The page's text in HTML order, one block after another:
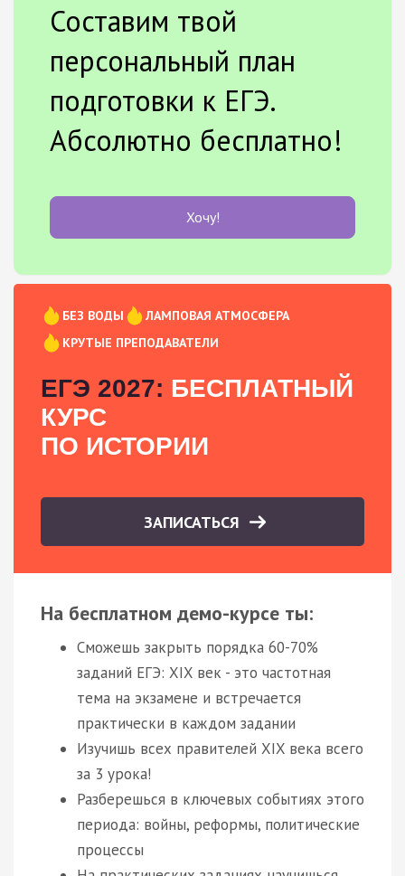
Составим твой
персональный план
подготовки к ЕГЭ.
Абсолютно бесплатно!
Хочу!
БЕЗ ВОДЫ
ЛАМПОВАЯ АТМОСФЕРА
КРУТЫЕ ПРЕПОДАВАТЕЛИ
ЕГЭ 2027: БЕСПЛАТНЫЙ
КУРС
ПО ИСТОРИИ
ЗАПИСАТЬСЯ
На бесплатном демо-курсе ты:
Сможешь закрыть порядка 60-70%
заданий ЕГЭ: XIX век - это частотная
тема на экзамене и встречается
практически в каждом задании
Изучишь всех правителей XIX века всего
за 3 урока!
Разберешься в ключевых событиях этого
периода: войны, реформы, политические
процессы